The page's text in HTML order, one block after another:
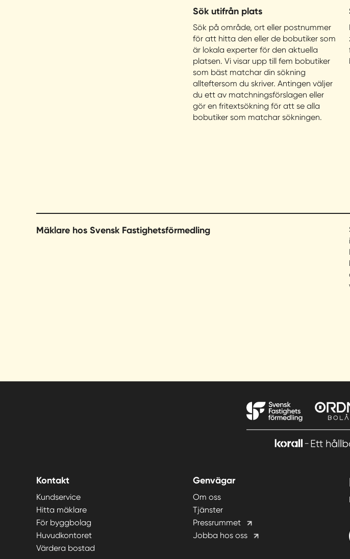
Gagnef
Göteborg Centrum
Göteborg Hisingen
Göteborg Sydväst
Sök utifrån plats
Sök på område, ort eller postnummer
för att hitta den eller de bobutiker som
är lokala experter för den aktuella
platsen. Vi visar upp till fem bobutiker
som bäst matchar din sökning
allteftersom du skriver. Antingen väljer
du ett av matchningsförslagen eller
gör en fritextsökning för att se alla
bobutiker som matchar sökningen.
Mäklare hos Svensk Fastighetsförmedling
Kontakt
Kundservice
Hitta mäklare
För byggbolag
Huvudkontoret
Värdera bostad
Genvägar
Om oss
Tjänster
Pressrummet
Jobba hos oss